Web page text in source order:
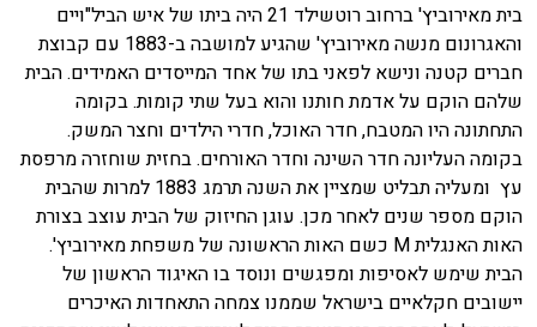
בית מאירוביץ' ברחוב רוטשילד 21 היה ביתו של איש הביל"ויים
והאגרונום מנשה מאירוביץ' שהגיע למושבה ב-1883 עם קבוצת
חברים קטנה ונישא לפאני בתו של אחד המייסדים האמידים. הבית
שלהם הוקם על אדמת חותנו והוא בעל שתי קומות. בקומה
התחתונה היו המטבח, חדר האוכל, חדרי הילדים וחצר המשק.
בקומה העליונה חדר השינה וחדר האורחים. בחזית שוחזרה מרפסת
עץ ומעליה תבליט שמציין את השנה תרמג 1883 למרות שהבית
הוקם מספר שנים לאחר מכן. עוגן החיזוק של הבית עוצב בצורת
האות האנגלית M כשם האות הראשונה של משפחת מאירוביץ'.
הבית שימש לאסיפות ומפגשים ונוסד בו האיגוד הראשון של
יישובים חקלאיים בישראל שממנו צמחה התאחדות האיכרים